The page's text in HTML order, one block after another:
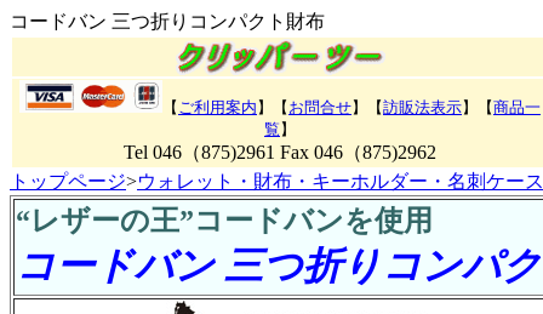
コードバン 三つ折りコンパクト財布
【 ご利用案内 】【 お問合せ】【訪販法表示】【商品一
覧 】
Tel 046（875)2961 Fax 046（875)2962
トップページ>ウォレット・財布・キーホルダー・名刺ケー
“レザーの王”コードバンを使用
コードバン 三つ折りコンパ